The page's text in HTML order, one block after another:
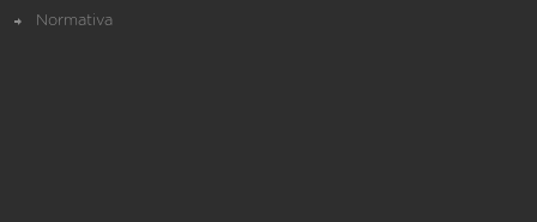
Normativa